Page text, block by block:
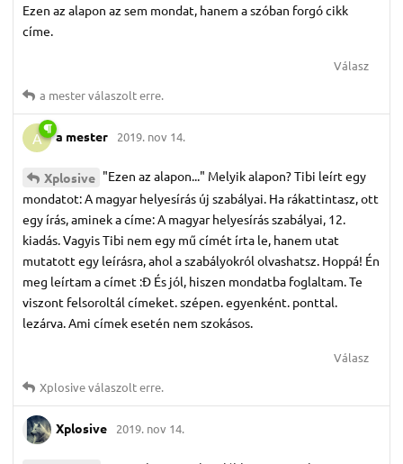
Ezen az alapon az sem mondat, hanem a szóban forgó cikk
címe.
Válasz
a mesterválaszolt erre.
A a mester 2019. nov 14.
Xplosive "Ezen az alapon..." Melyik alapon? Tibi leírt egy
mondatot: A magyar helyesírás új szabályai. Ha rákattintasz, ott
egy írás, aminek a címe: A magyar helyesírás szabályai, 12.
kiadás. Vagyis Tibi nem egy mű címét írta le, hanem utat
mutatott egy leírásra, ahol a szabályokról olvashatsz. Hoppá! Én
meg leírtam a címet :Đ És jól, hiszen mondatba foglaltam. Te
viszont felsoroltál címeket. szépen. egyenként. ponttal.
lezárva. Ami címek esetén nem szokásos.
Válasz
Xplosiveválaszolt erre.
Xplosive 2019. nov 14.